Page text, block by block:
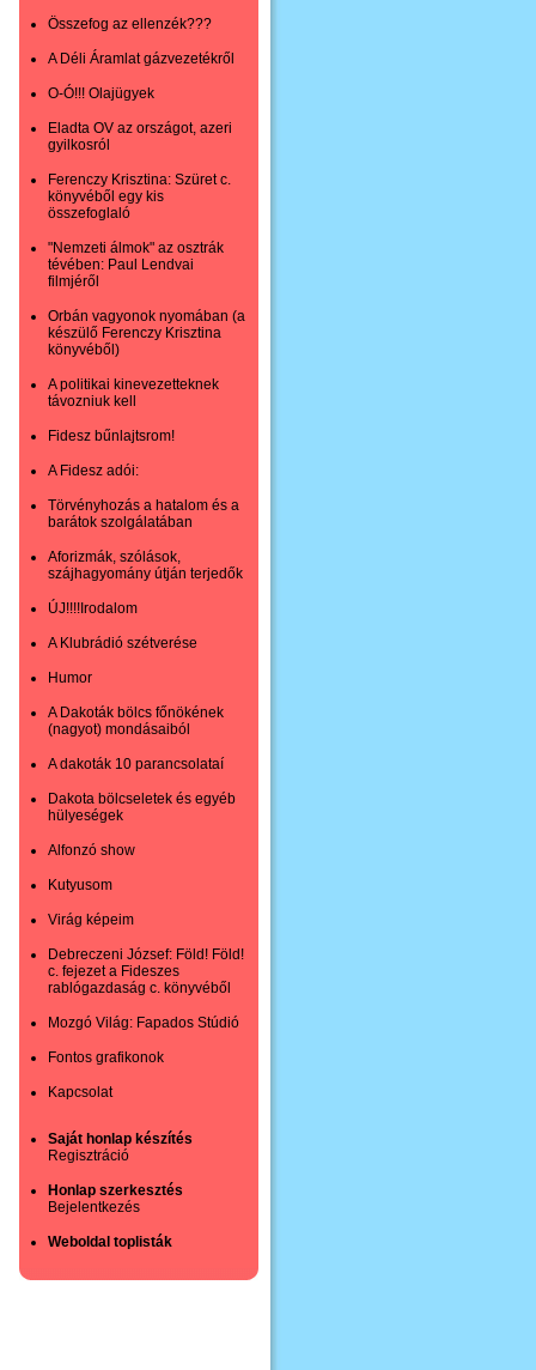
Összefog az ellenzék???
A Déli Áramlat gázvezetékről
O-Ó!!! Olajügyek
Eladta OV az országot, azeri
gyilkosról
Ferenczy Krisztina: Szüret c.
könyvéből egy kis
összefoglaló
"Nemzeti álmok" az osztrák
tévében: Paul Lendvai
filmjéről
Orbán vagyonok nyomában (a
készülő Ferenczy Krisztina
könyvéből)
A politikai kinevezetteknek
távozniuk kell
Fidesz bűnlajtsrom!
A Fidesz adói:
Törvényhozás a hatalom és a
barátok szolgálatában
Aforizmák, szólások,
szájhagyomány útján terjedők
ÚJ!!!!Irodalom
A Klubrádió szétverése
Humor
A Dakoták bölcs főnökének
(nagyot) mondásaiból
A dakoták 10 parancsolataí
Dakota bölcseletek és egyéb
hülyeségek
Alfonzó show
Kutyusom
Virág képeim
Debreczeni József: Föld! Föld!
c. fejezet a Fideszes
rablógazdaság c. könyvéből
Mozgó Világ: Fapados Stúdió
Fontos grafikonok
Kapcsolat
Saját honlap készítés
Regisztráció
Honlap szerkesztés
Bejelentkezés
Weboldal toplisták